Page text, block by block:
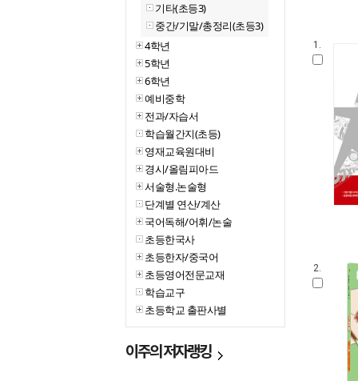
기타(초등3)
중간/기말/총정리(초등3)
4학년
5학년
6학년
예비중학
전과/자습서
학습월간지(초등)
영재교육원대비
경시/올림피아드
서술형.논술형
단계별 연산/계산
국어독해/어휘/논술
초등한국사
초등한자/중국어
초등영어전문교재
학습교구
초등학교 출판사별
이주의저자랭킹
1.
2.